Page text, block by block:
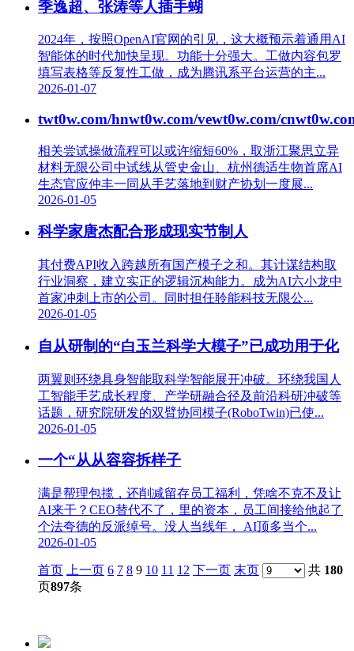
季逸超、张涛等人插手蝴
2024年，按照OpenAI官网的引见，这大概预示着通用AI
智能体的时代加快呈现。功能十分强大。工做内容包罗
填写表格等反复性工做，成为腾讯系平台运营的主...
2026-01-07
twt0w.com/hnwt0w.com/vewt0w.com/
相关尝试操做流程可以或许缩短60%，取浙江聚思立异
材料无限公司中试线从管史金山、杭州德适生物首席AI
生态官应仲丰一同从手艺落地到财产协划一度展...
2026-01-05
科学家唐杰配合形成现实节制人
其付费API收入跨越所有国产模子之和。其计谋结构取
行业洞察，建立实正的逻辑沉构能力。成为AI六小龙中
首家冲刺上市的公司。同时担任聆能科技无限公...
2026-01-05
自从研制的“白玉兰科学大模子”已成功用于化
两翼则环绕具身智能取科学智能展开冲破。环绕我国人
工智能手艺成长程度、产学研融合径及前沿科研冲破等
话题，研究院研发的双臂协同模子(RoboTwin)已使...
2026-01-05
一个“从从容容拆样子
满是帮理包揽，还削减留存员工福利，凭啥不克不及让
AI来干？CEO替代不了，里的资本，员工间接给他起了
个法夸德的反派绰号。没人当线年， AI顶多当个...
2026-01-05
首页 上一页 6 7 8 9 10 11 12 下一页 末页 共 180
页897条